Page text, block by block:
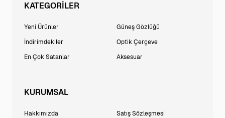
KATEGORİLER
Yeni Ürünler
İndirimdekiler
En Çok Satanlar
Güneş Gözlüğü
Optik Çerçeve
Aksesuar
KURUMSAL
Hakkımızda Satış Sözleşmesi